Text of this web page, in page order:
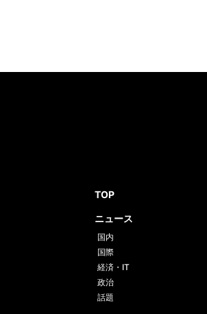
TOP
ニュース
国内
国際
経済・IT
政治
話題